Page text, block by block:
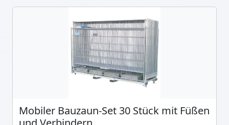
Mobiler Bauzaun-Set 30 Stück mit Füßen